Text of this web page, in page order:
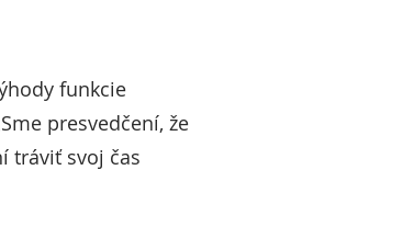
funkcie
presvedčení, že
tráviť svoj čas